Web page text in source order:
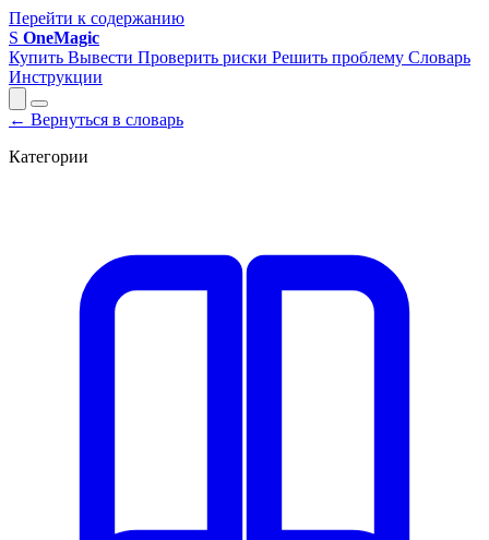
Перейти к содержанию
S OneMagic
Купить Вывести Проверить риски Решить проблему Словарь
Инструкции
← Вернуться в словарь
Категории